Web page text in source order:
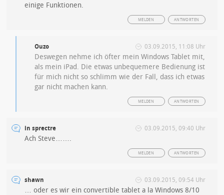
einige Funktionen.
ANTWORTEN
MELDEN
Ouzo 03.09.2015, 11:08 Uhr
Deswegen nehme ich öfter mein Windows Tablet mit,
als mein iPad. Die etwas unbequemere Bedienung ist
für mich nicht so schlimm wie der Fall, dass ich etwas
gar nicht machen kann.
ANTWORTEN
MELDEN
in sprectre 03.09.2015, 09:40 Uhr
Ach Steve…….
ANTWORTEN
MELDEN
shawn 03.09.2015, 09:54 Uhr
… oder es wir ein convertible tablet a la Windows 8/10